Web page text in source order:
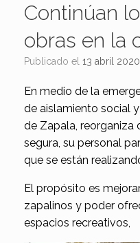
Continúan
obras en la
Publicado el 13 abril 2020
En medio de la
de aislamiento social
de Zapala, reorganiza
segura, su personal
que se están
El propósito es
zapalinos y poder
espacios recreativos,